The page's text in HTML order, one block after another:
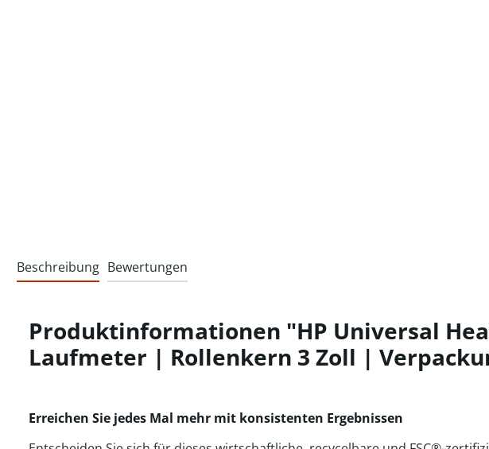
Beschreibung Bewertungen
Produktinformationen "HP Universal
Laufmeter | Rollenkern 3 Zoll |
Erreichen Sie jedes Mal mehr mit konsistenten Ergebnissen